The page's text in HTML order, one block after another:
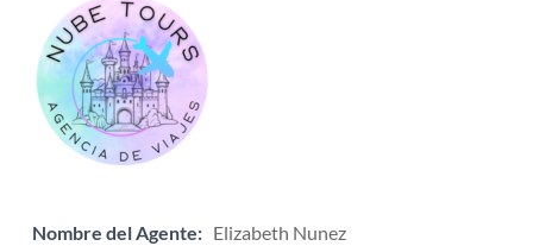
Nombre del Agente: Elizabeth Nunez